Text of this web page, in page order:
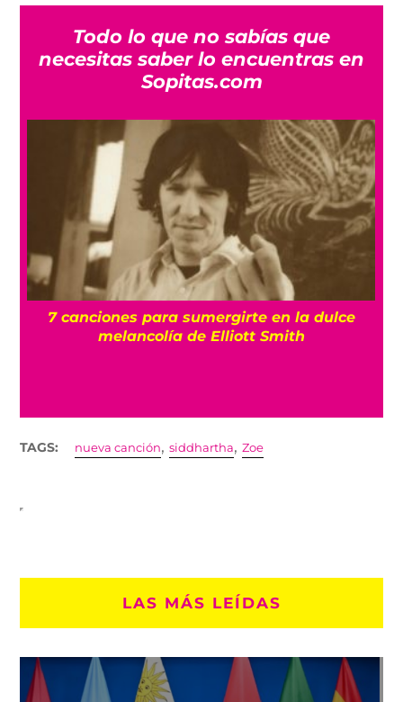
Todo lo que no sabías que
necesitas saber lo encuentras en
Sopitas.com
7 canciones para sumergirte en la dulce
melancolía de Elliott Smith
TAGS: nueva canción,siddhartha,Zoe
LAS MÁS LEÍDAS